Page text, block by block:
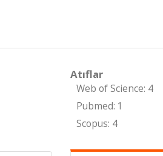
Atıflar
Web of Science: 4
Pubmed: 1
Scopus: 4